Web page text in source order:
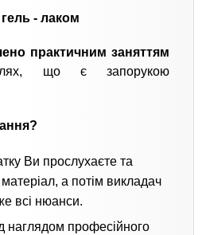
- лаком
практичним заняттям
що є запорукою
Ви прослухаєте та
а потім викладач
всі нюанси.
наглядом професійного